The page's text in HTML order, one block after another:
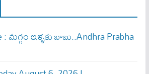
: మ‌గ్గం ఇళ్ళ‌కు బాబు..Andhra Prabha